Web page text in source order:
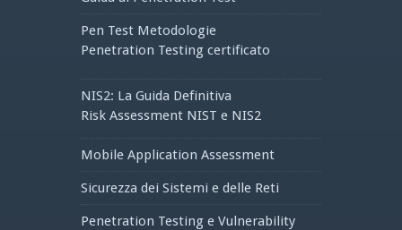
Pen Test Metodologie
Penetration Testing certificato
NIS2: La Guida Definitiva
Risk Assessment NIST e NIS2
Mobile Application Assessment
Sicurezza dei Sistemi e delle Reti
Penetration Testing e Vulnerability